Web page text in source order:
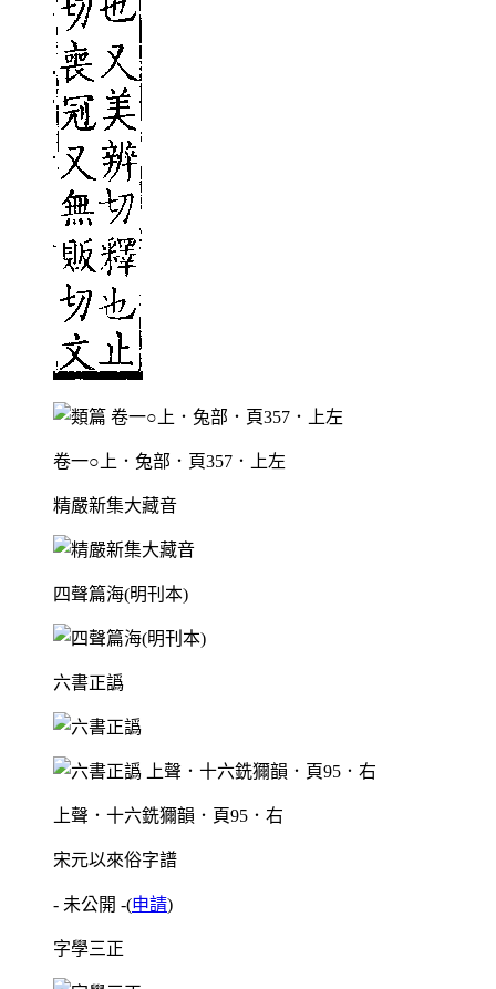
卷一○上．兔部．頁357．上左
精嚴新集大藏音
四聲篇海(明刊本)
六書正譌
上聲．十六銑獮韻．頁95．右
宋元以來俗字譜
- 未公開 -(申請)
字學三正